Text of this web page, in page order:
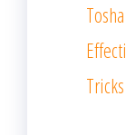
Tricks